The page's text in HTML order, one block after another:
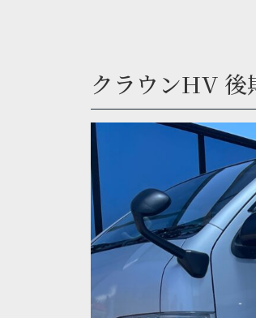
クラウンHV 後